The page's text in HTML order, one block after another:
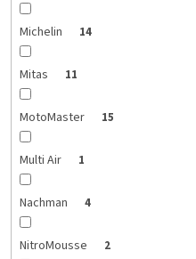
Michelin 14
Mitas 11
MotoMaster 15
Multi Air 1
Nachman 4
NitroMousse 2